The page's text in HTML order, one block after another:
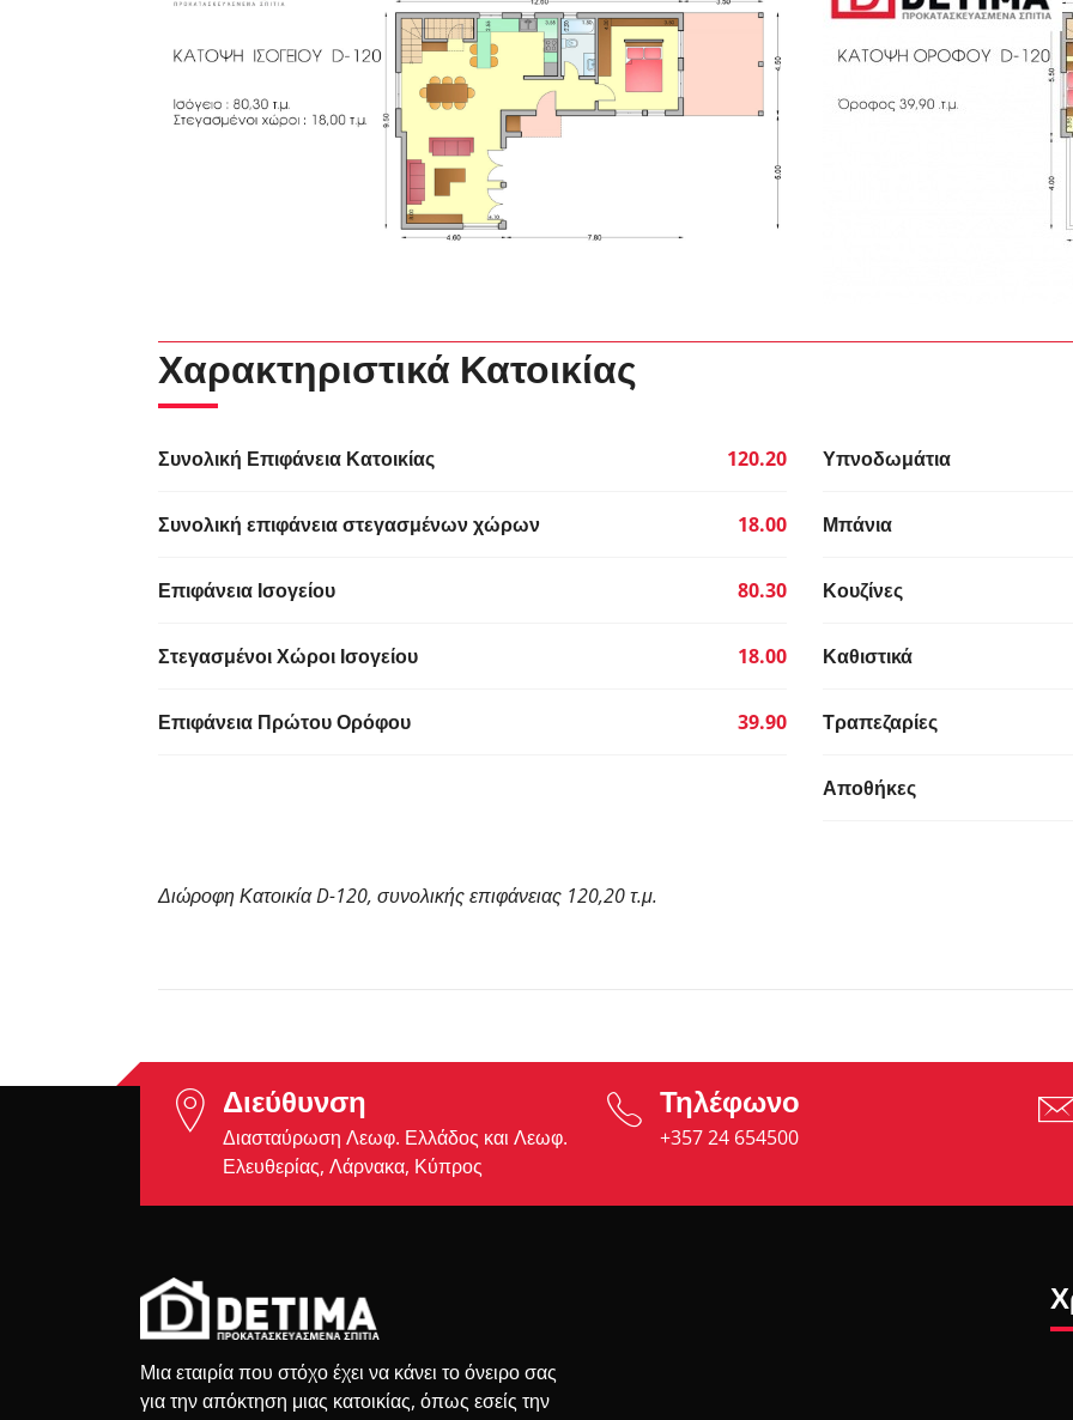
Χαρακτηριστικά Κατοικίας
Συνολική Επιφάνεια Κατοικίας 120.20
Συνολική επιφάνεια στεγασμένων χώρων 18.00
Επιφάνεια Ισογείου 80.30
Στεγασμένοι Χώροι Ισογείου 18.00
Επιφάνεια Πρώτου Ορόφου 39.90
Υπνοδωμάτια
Μπάνια
Κουζίνες
Καθιστικά
Τραπεζαρίες
Αποθήκες
Διώροφη Κατοικία D-120, συνολικής επιφάνειας 120,20 τ.μ.
Διεύθυνση
Διασταύρωση Λεωφ. Ελλάδος και Λεωφ.
Ελευθερίας, Λάρνακα, Κύπρος
Τηλέφωνο
+357 24 654500
Μια εταιρία που στόχο έχει να κάνει το όνειρο σας
για την απόκτηση μιας κατοικίας, όπως εσείς την